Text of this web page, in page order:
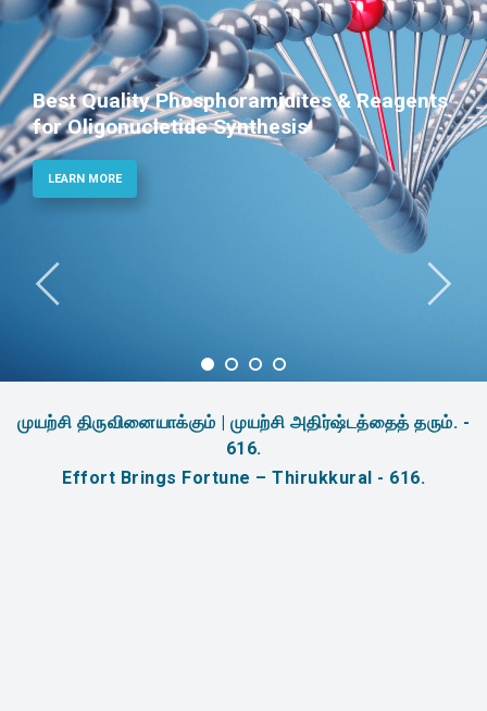
Phosphoramidites for Diagnostic and
Therapeutic Applications
LEARN MORE
முயற்சி திருவினையாக்கும் | முயற்சி அதிர்ஷ்டத்தைத் தரும். -
616.
Effort Brings Fortune – Thirukkural - 616.